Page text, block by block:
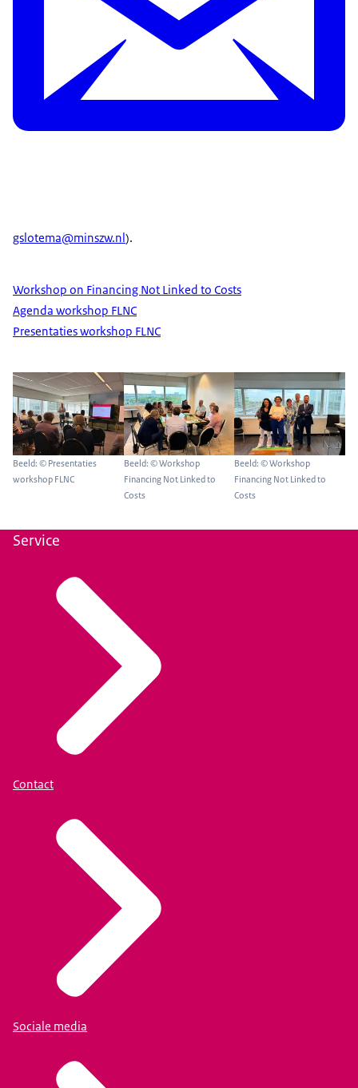
gslotema@minszw.nl ).
Workshop on Financing Not Linked to Costs
Agenda workshop FLNC
Presentaties workshop FLNC
Beeld: © Presentaties
workshop FLNC
Beeld: © Workshop
Financing Not Linked to
Costs
Beeld: © Workshop
Financing Not Linked to
Costs
Service
Contact
Sociale media